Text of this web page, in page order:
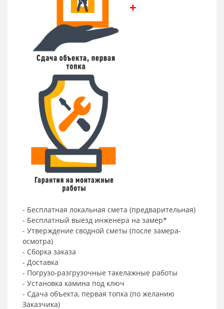
+
- Бесплатная локальная смета (предварительная)
- Бесплатный выезд инженера на замер*
- Утверждение сводной сметы (после замера-
осмотра)
- Сборка заказа
- Доставка
- Погрузо-разгрузочные такелажные работы
- Установка камина под ключ
- Сдача объекта, первая топка (по желанию
Заказчика)